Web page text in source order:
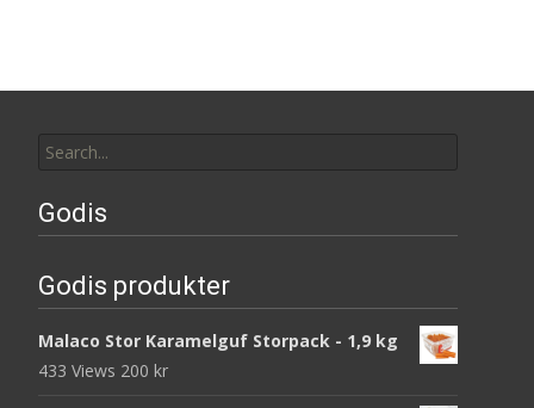
for:
Godis
Godis produkter
Malaco Stor Karamelguf Storpack - 1,9 kg
433 Views 200 kr